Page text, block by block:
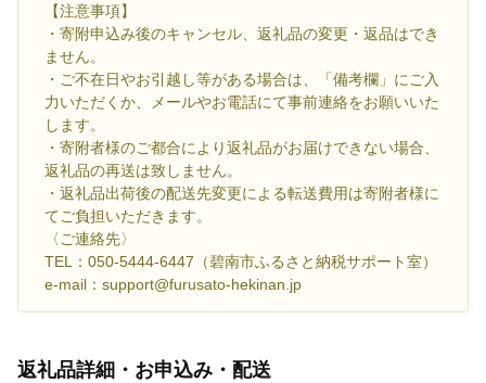
【注意事項】
・寄附申込み後のキャンセル、返礼品の変更・返品はでき
ません。
・ご不在日やお引越し等がある場合は、「備考欄」にご入
力いただくか、メールやお電話にて事前連絡をお願いいた
します。
・寄附者様のご都合により返礼品がお届けできない場合、
返礼品の再送は致しません。
・返礼品出荷後の配送先変更による転送費用は寄附者様に
てご負担いただきます。
〈ご連絡先〉
TEL：050-5444-6447（碧南市ふるさと納税サポート室）
e-mail：support@furusato-hekinan.jp
返礼品詳細・お申込み・配送